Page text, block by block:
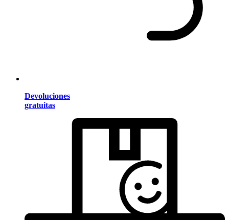
Devoluciones
gratuitas